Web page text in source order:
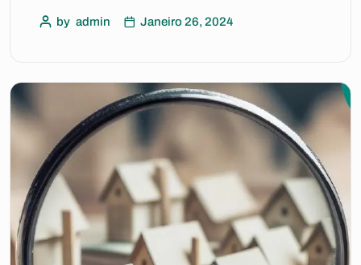
by admin Janeiro 26, 2024